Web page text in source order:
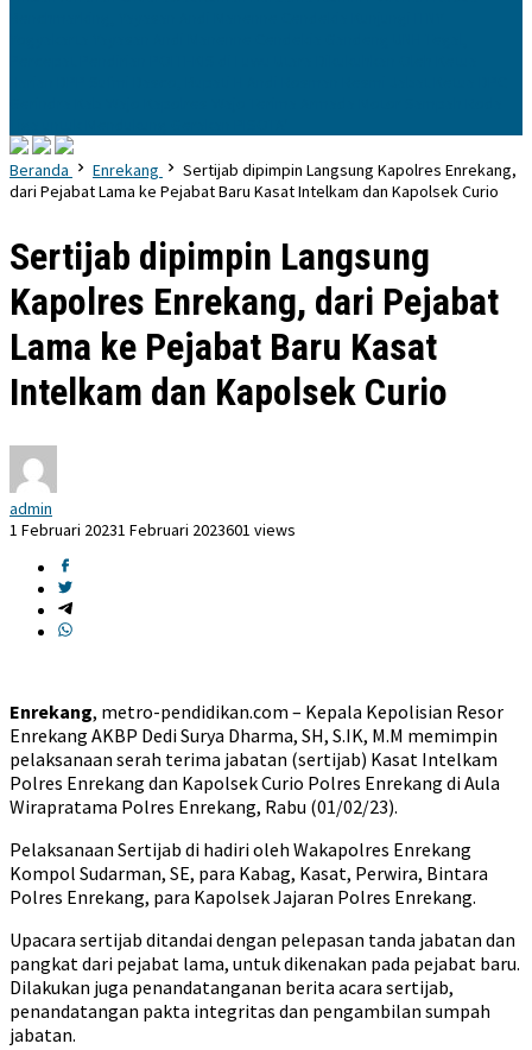
Beranda Enrekang
Sertijab dipimpin Langsung Kapolres Enrekang,
dari Pejabat Lama ke Pejabat Baru Kasat Intelkam dan Kapolsek Curio
Sertijab dipimpin Langsung
Kapolres Enrekang, dari Pejabat
Lama ke Pejabat Baru Kasat
Intelkam dan Kapolsek Curio
admin
1 Februari 20231 Februari 2023601 views
Enrekang, metro-pendidikan.com – Kepala Kepolisian Resor
Enrekang AKBP Dedi Surya Dharma, SH, S.IK, M.M memimpin
pelaksanaan serah terima jabatan (sertijab) Kasat Intelkam
Polres Enrekang dan Kapolsek Curio Polres Enrekang di Aula
Wirapratama Polres Enrekang, Rabu (01/02/23).
Pelaksanaan Sertijab di hadiri oleh Wakapolres Enrekang
Kompol Sudarman, SE, para Kabag, Kasat, Perwira, Bintara
Polres Enrekang, para Kapolsek Jajaran Polres Enrekang.
Upacara sertijab ditandai dengan pelepasan tanda jabatan dan
pangkat dari pejabat lama, untuk dikenakan pada pejabat baru.
Dilakukan juga penandatanganan berita acara sertijab,
penandatangan pakta integritas dan pengambilan sumpah
jabatan.